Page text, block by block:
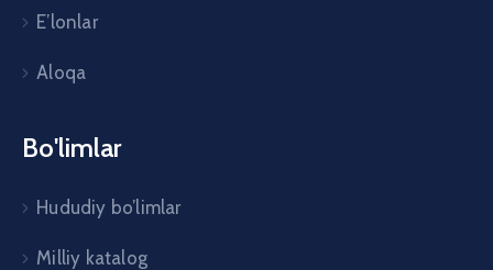
E’lonlar
Aloqa
Bo'limlar
Hududiy bo’limlar
Milliy katalog